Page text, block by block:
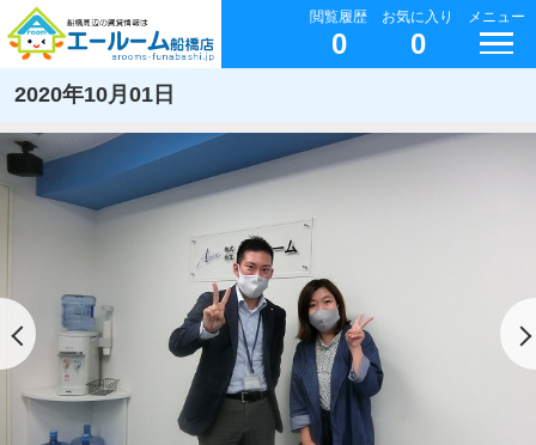
閲覧履歴
0
お気に入り
0
メニュー
2020年10月01日